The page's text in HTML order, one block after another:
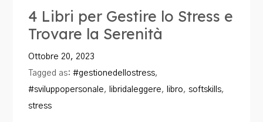
Book Club
Contatti
4 Libri per Gestire lo Stress e
Trovare la Serenità
Ottobre 20, 2023
Tagged as:#gestionedellostress,
#sviluppopersonale, libridaleggere, libro,softskills,
stress